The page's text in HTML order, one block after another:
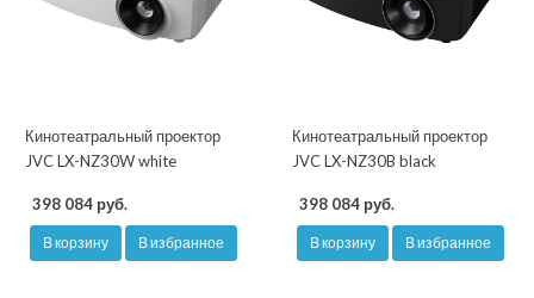
Кинотеатральный проектор
JVC LX-NZ30W white
398 084 руб.
В корзину В избранное
Кинотеатральный проектор
JVC LX-NZ30B black
398 084 руб.
В корзину В избранное